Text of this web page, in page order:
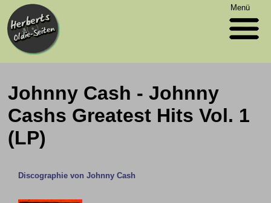
Menü
Johnny Cash - Johnny
Cashs Greatest Hits Vol. 1
(LP)
Discographie von Johnny Cash